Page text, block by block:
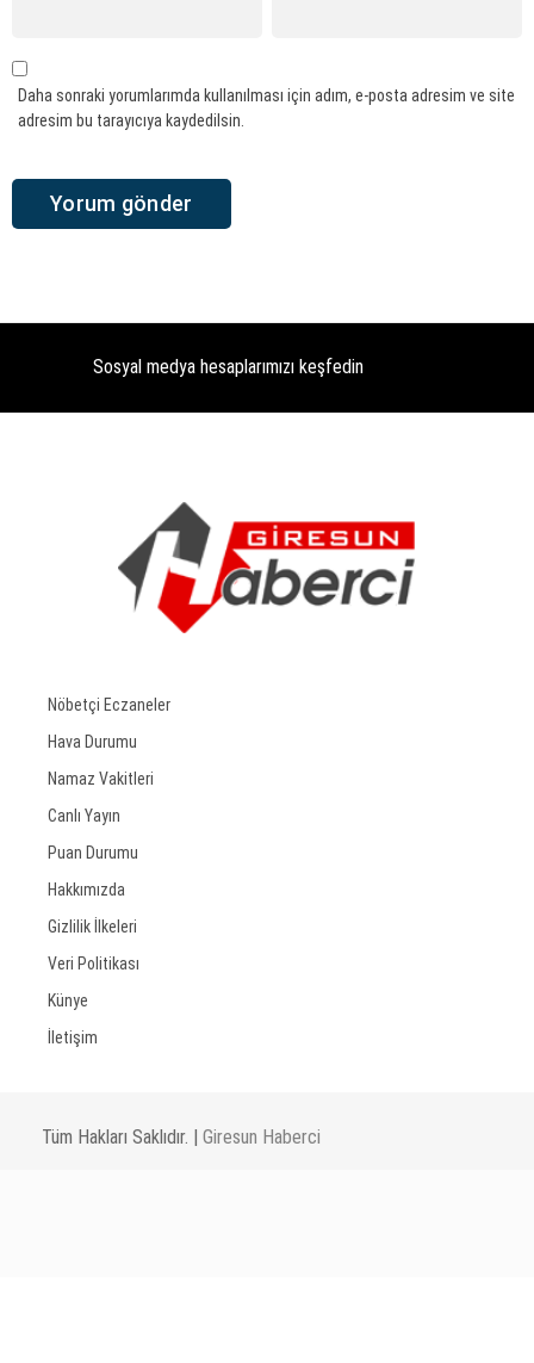
Daha sonraki yorumlarımda kullanılması için adım, e-posta adresim ve site
adresim bu tarayıcıya kaydedilsin.
Sosyal medya hesaplarımızı keşfedin
Nöbetçi Eczaneler
Hava Durumu
Namaz Vakitleri
Canlı Yayın
Puan Durumu
Hakkımızda
Gizlilik İlkeleri
Veri Politikası
Künye
İletişim
Tüm Hakları Saklıdır. | Giresun Haberci